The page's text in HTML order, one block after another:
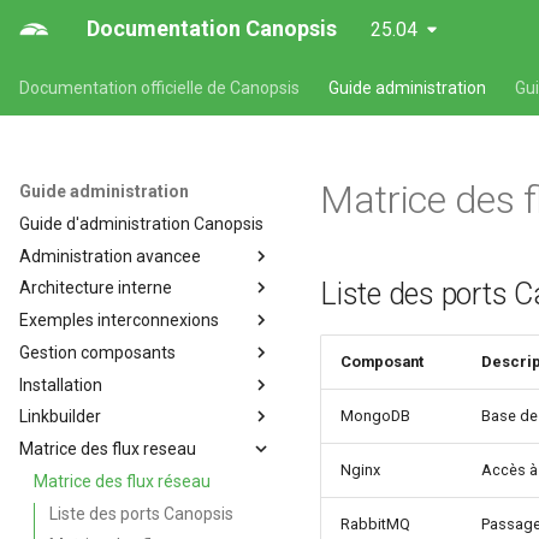
Documentation Canopsis 25.04
Documentation officielle de Canopsis Guide administration
Guide administration
Guide d'administration Canopsis
Administration avancee
Administration avancée des
composants de Canopsis
Sécurisation d'une installation
de Canopsis et de ses
composants
Connexion à la base de
données
Journalisation des actions
utilisateurs
Méthodes d'authentification
Architecture interne
Architecture interne de
Canopsis
Triggers (Go)
Moteurs
Fonctionnement des
moteurs et services Canopsis
Moteur ACTION
Service API
Exemples interconnexions
Exemples d'interconnexions à
Canopsis
Gestion composants
Composants de Canopsis
Arrêt et relance des
composants de Canopsis
Gestion des fichiers journaux
Liste des composants de
Canopsis
Installation
Installation de Canopsis
Dimensionnement Canopsis
Installation de Canopsis avec
Docker Compose
Installation de Canopsis avec
Linkbuilder
Linkbuilder
Matrice des flux reseau
Matrice des flux réseau
Liste des ports Canopsis
Matrice des
Liste des ports
Composant
MongoDB Base
Nginx Accès
RabbitMQ